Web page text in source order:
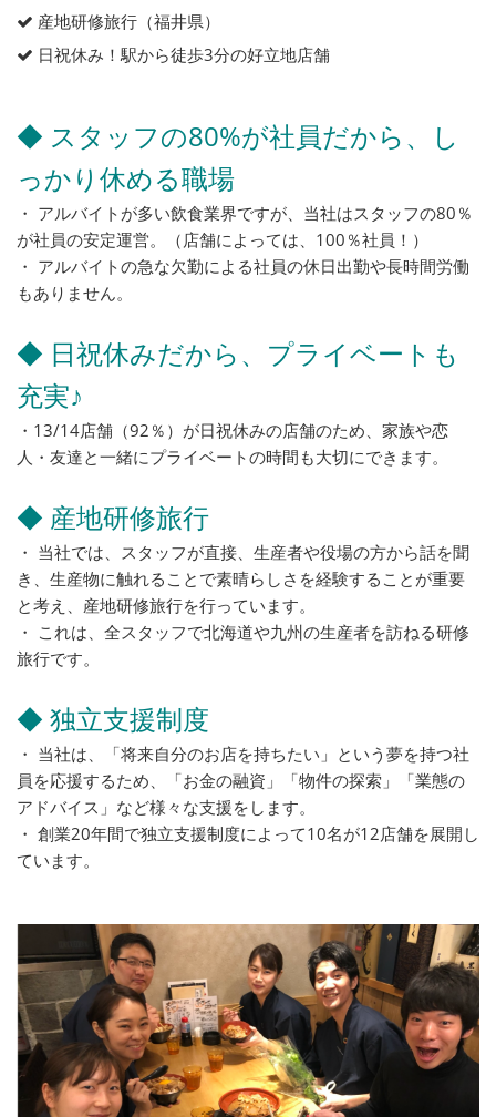
産地研修旅行（福井県）
日祝休み！駅から徒歩3分の好立地店舗
◆ スタッフの80%が社員だから、し
っかり休める職場
・ アルバイトが多い飲食業界ですが、当社はスタッフの80％
が社員の安定運営。（店舗によっては、100％社員！）
・ アルバイトの急な欠勤による社員の休日出勤や長時間労働
もありません。
◆ 日祝休みだから、プライベートも
充実♪
・13/14店舗（92％）が日祝休みの店舗のため、家族や恋
人・友達と一緒にプライベートの時間も大切にできます。
◆ 産地研修旅行
・ 当社では、スタッフが直接、生産者や役場の方から話を聞
き、生産物に触れることで素晴らしさを経験することが重要
と考え、産地研修旅行を行っています。
・ これは、全スタッフで北海道や九州の生産者を訪ねる研修
旅行です。
◆ 独立支援制度
・ 当社は、「将来自分のお店を持ちたい」という夢を持つ社
員を応援するため、「お金の融資」「物件の探索」「業態の
アドバイス」など様々な支援をします。
・ 創業20年間で独立支援制度によって10名が12店舗を展開し
ています。